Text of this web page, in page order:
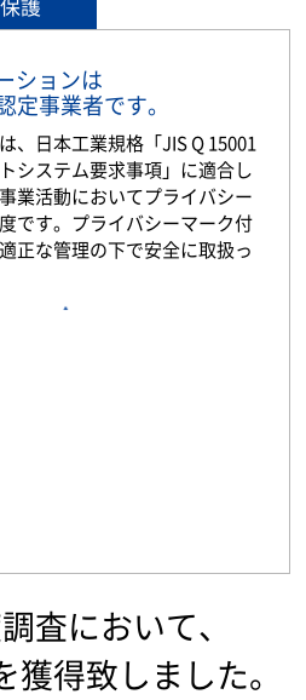
ションは
定事業者です。
、日本工業規格「JIS Q 15001
システム要求事項」に適合し
業活動においてプライバシー
です。プライバシーマーク付
正な管理の下で安全に取扱っ
査において、
得致しました。